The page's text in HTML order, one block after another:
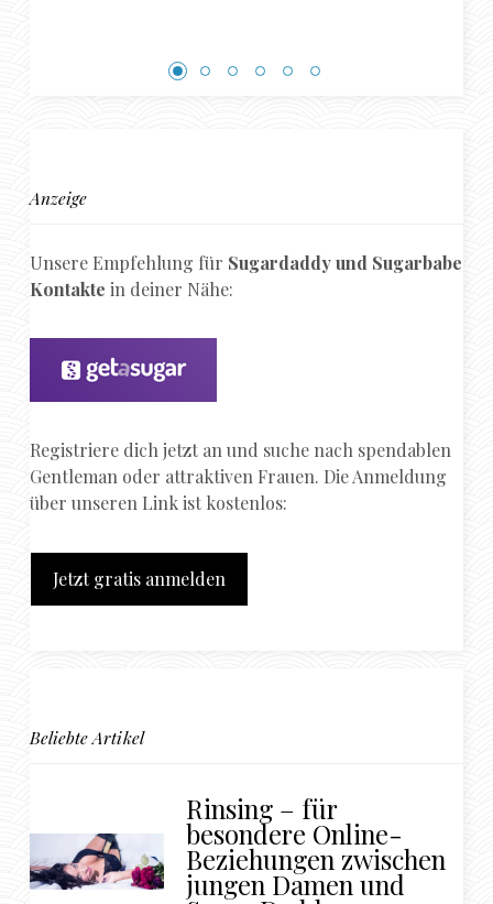
Anzeige
Unsere Empfehlung für Sugardaddy und Sugarbabe
Kontakte in deiner Nähe:
Registriere dich jetzt an und suche nach spendablen
Gentleman oder attraktiven Frauen. Die Anmeldung
über unseren Link ist kostenlos:
Jetzt gratis anmelden
Beliebte Artikel
Rinsing – für
besondere Online-
Beziehungen zwischen
jungen Damen und